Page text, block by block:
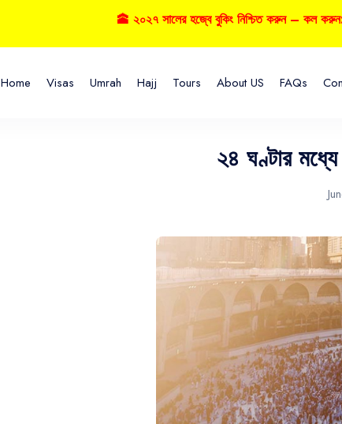
Home Visas Umrah Hajj Tours About US FAQs
২৪ ঘণ্টার
🕋 ২০২৭ সালের হজ্বে বুকিং নিশ্চিত করুন – কল করুন: